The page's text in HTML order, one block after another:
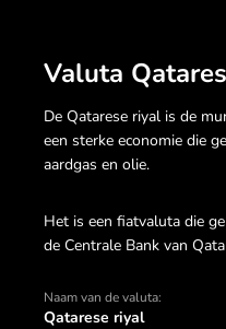
Valuta
De Qatarese riyal is de
een sterke economie die
aardgas en olie.
Het is een fiatvaluta die
de Centrale Bank van
Naam van de valuta:
Qatarese riyal